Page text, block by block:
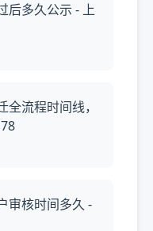
后多久公示 - 上
流程时间线，
审核时间多久 -